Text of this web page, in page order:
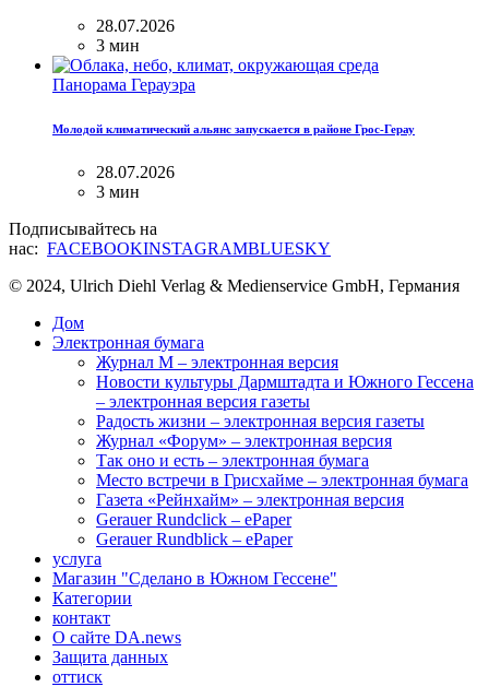
28.07.2026
3 мин
Панорама Герауэра
Молодой климатический альянс запускается в районе Грос-Герау
28.07.2026
3 мин
Подписывайтесь на
нас: FACEBOOKINSTAGRAMBLUESKY
© 2024, Ulrich Diehl Verlag & Medienservice GmbH, Германия
Дом
Электронная бумага
Журнал M – электронная версия
Новости культуры Дармштадта и Южного Гессена
– электронная версия газеты
Радость жизни – электронная версия газеты
Журнал «Форум» – электронная версия
Так оно и есть – электронная бумага
Место встречи в Грисхайме – электронная бумага
Газета «Рейнхайм» – электронная версия
Gerauer Rundclick – ePaper
Gerauer Rundblick – ePaper
услуга
Магазин "Сделано в Южном Гессене"
Категории
контакт
О сайте DA.news
Защита данных
оттиск